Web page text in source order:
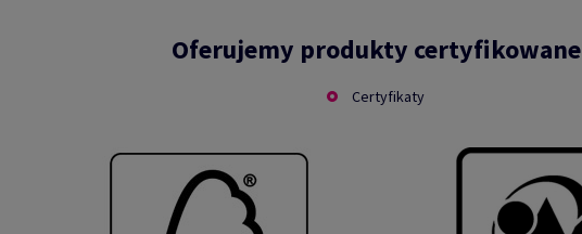
Oferujemy produkty certyfikowane
Certyfikaty